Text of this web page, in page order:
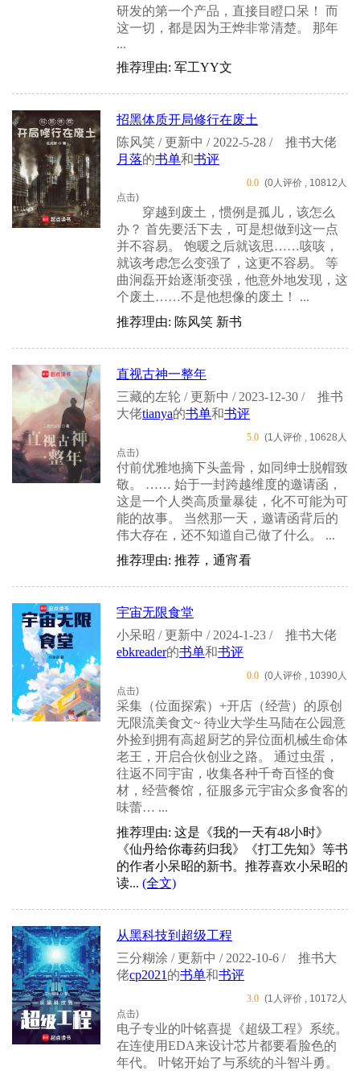
研发的第一个产品，直接目瞪口呆！ 而
这一切，都是因为王烨非常清楚。 那年
...
推荐理由: 军工YY文
招黑体质开局修行在废土
陈风笑 / 更新中 / 2022-5-28 /
推书大佬
月落的书单和书评
0.0 (0人评价 , 10812人
点击)
穿越到废土，惯例是孤儿，该怎么
办？ 首先要活下去，可是想做到这一点
并不容易。 饱暖之后就该思……咳咳，
就该考虑怎么变强了，这更不容易。 等
曲涧磊开始逐渐变强，他意外地发现，这
个废土……不是他想像的废土！ ...
推荐理由: 陈风笑 新书
直视古神一整年
三藏的左轮 / 更新中 / 2023-12-30 /
推书
大佬tianya的书单和书评
5.0 (1人评价 , 10628人
点击)
付前优雅地摘下头盖骨，如同绅士脱帽致
敬。 …… 始于一封跨越维度的邀请函，
这是一个人类高质量暴徒，化不可能为可
能的故事。 当然那一天，邀请函背后的
伟大存在，还不知道自己做了什么。 ...
推荐理由: 推荐，通宵看
宇宙无限食堂
小呆昭 / 更新中 / 2024-1-23 /
推书大佬
ebkreader的书单和书评
0.0 (0人评价 , 10390人
点击)
采集（位面探索）+开店（经营）的原创
无限流美食文~ 待业大学生马陆在公园意
外捡到拥有高超厨艺的异位面机械生命体
老王，开启合伙创业之路。 通过虫蛋，
往返不同宇宙，收集各种千奇百怪的食
材，经营餐馆，征服多元宇宙众多食客的
味蕾… ...
推荐理由: 这是《我的一天有48小时》
《仙丹给你毒药归我》《打工先知》等书
的作者小呆昭的新书。推荐喜欢小呆昭的
读... (全文)
从黑科技到超级工程
三分糊涂 / 更新中 / 2022-10-6 /
推书大
佬cp2021 的书单和书评
3.0 (1人评价 , 10172人
点击)
电子专业的叶铭喜提《超级工程》系统。
在连使用EDA来设计芯片都要看脸色的
年代。 叶铭开始了与系统的斗智斗勇。